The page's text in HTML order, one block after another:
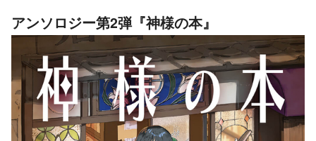
アンソロジー第2弾『神様の本』